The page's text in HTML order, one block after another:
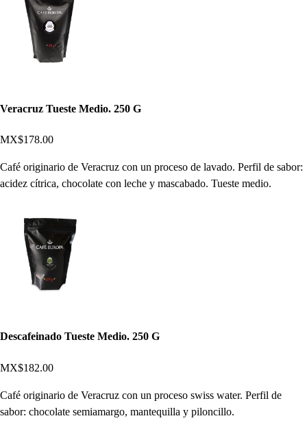
Veracruz Tueste Medio. 250 G
MX$178.00
Café originario de Veracruz con un proceso de lavado. Perfil de sabor:
acidez cítrica, chocolate con leche y mascabado. Tueste medio.
Descafeinado Tueste Medio. 250 G
MX$182.00
Café originario de Veracruz con un proceso swiss water. Perfil de
sabor: chocolate semiamargo, mantequilla y piloncillo.